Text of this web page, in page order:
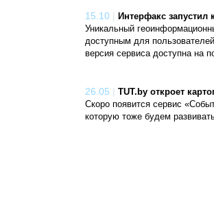
15.10 | Интерфакс запустил
Уникальный
доступным для
версия сервиса доступна на
26.05 | TUT.by откроет
Скоро появится сервис
которую тоже будем